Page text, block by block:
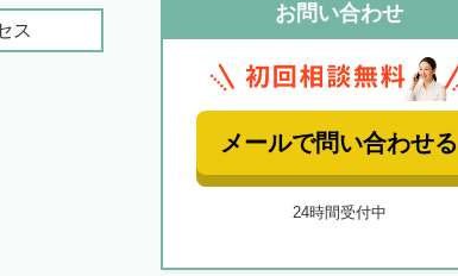
ス
お問い合わせ
メールで問い合わせる
24時間受付中